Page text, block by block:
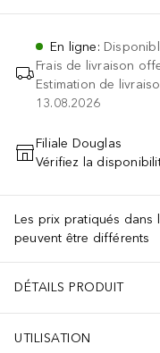
En ligne:
Frais de livraison
Estimation de
13.08.2026
Filiale Douglas
Vérifiez la
Les prix pratiqués dans
peuvent être différents
DÉTAILS PRODUIT
UTILISATION